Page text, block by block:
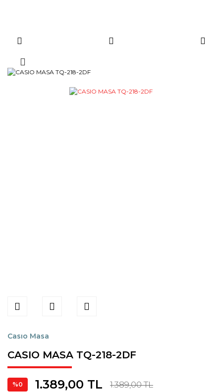
Casıo Masa
CASIO MASA TQ-218-2DF
%0 1.389,00 TL 1.389,00 TL